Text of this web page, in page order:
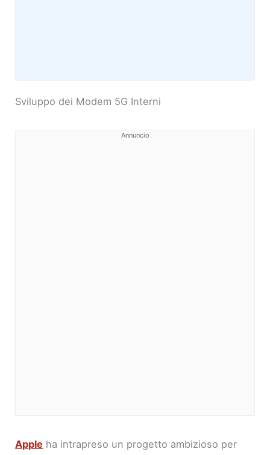
Sviluppo dei Modem 5G Interni
Annuncio
Apple ha intrapreso un progetto ambizioso per